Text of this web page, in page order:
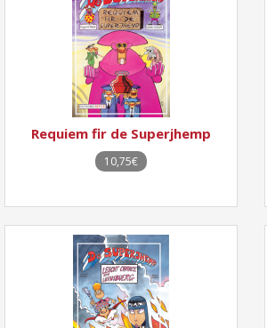
Requiem fir de Superjhemp
10,75€